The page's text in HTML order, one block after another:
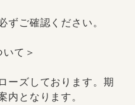
ご確認ください。
て＞
ーズしております。期
内となります。